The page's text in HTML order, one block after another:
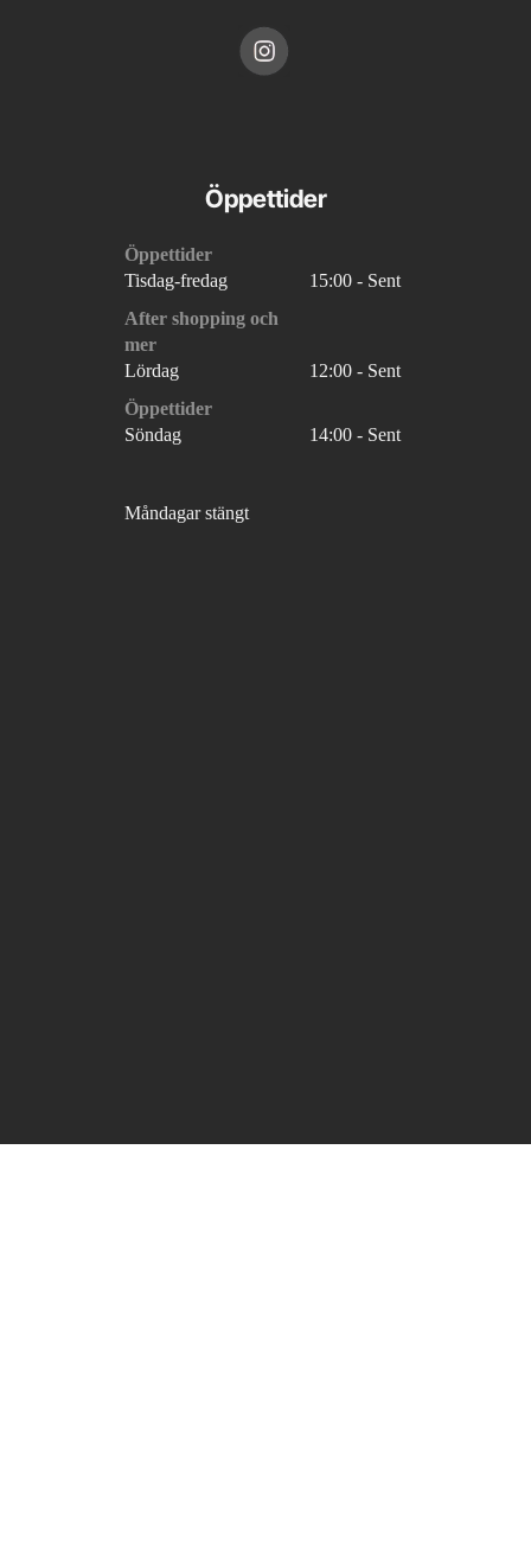
Öppettider
Öppettider
Tisdag-fredag
15:00 - Sent
After shopping och
mer
Lördag
12:00 - Sent
Öppettider
Söndag
14:00 - Sent
Måndagar stängt